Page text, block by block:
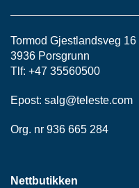
Tormod Gjestlandsveg 16
3936 Porsgrunn
Tlf: +47 35560500
Epost: salg@teleste.com
Org. nr 936 665 284
Nettbutikken